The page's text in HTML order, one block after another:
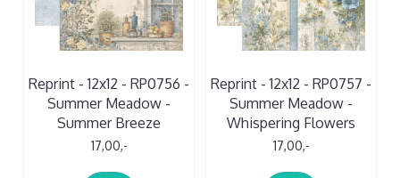
Reprint - 12x12 - RP0756 -
Summer Meadow -
Summer Breeze
17,00,-
Reprint - 12x12 - RP0757 -
Summer Meadow -
Whispering Flowers
17,00,-